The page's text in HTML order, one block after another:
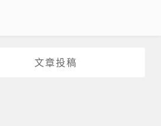
文章投稿